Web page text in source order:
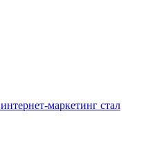
интернет-маркетинг стал